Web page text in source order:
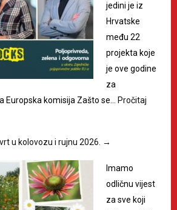
jedini je iz
Hrvatske
među 22
projekta koje
je ove godine
za
Europska komisija Zašto se… Pročitaj
u kolovozu i rujnu 2026. →
Imamo
odličnu vijest
za sve koji